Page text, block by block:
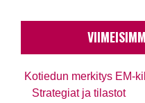
Kotiedun merkitys EM-
Strategiat ja tilastot